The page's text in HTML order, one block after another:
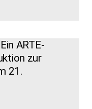
ARTE-
zur
21.